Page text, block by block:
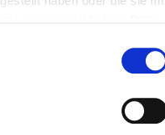
stimmt nicht mit
überein.